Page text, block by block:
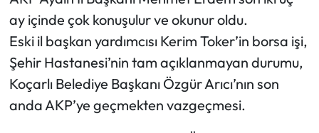
ay içinde çok konuşulur ve okunur oldu.
Eski il başkan yardımcısı Kerim Toker’in borsa işi,
Şehir Hastanesi’nin tam açıklanmayan durumu,
Koçarlı Belediye Başkanı Özgür Arıcı’nın son
anda AKP’ye geçmekten vazgeçmesi.